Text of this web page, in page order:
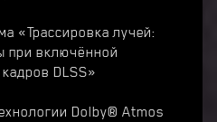
«Трассировка лучей:
при включённой
DLSS»
Dolby® Atmos